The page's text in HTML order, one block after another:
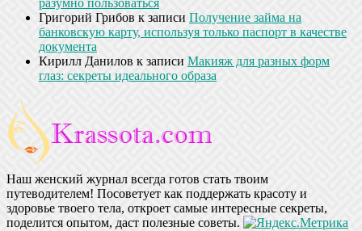
разумно пользоваться
Григорий Грибов к записи Получение займа на
банковскую карту, используя только паспорт в качестве
документа
Кирилл Данилов к записи Макияж для разных форм
глаз: секреты идеального образа
Наш женский журнал всегда готов стать твоим
путеводителем! Посоветует как поддержать красоту и
здоровье твоего тела, откроет самые интересные секреты,
поделится опытом, даст полезные советы.